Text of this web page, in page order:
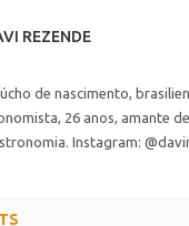
REZENDE
de nascimento,
26 anos, amante
Instagram: